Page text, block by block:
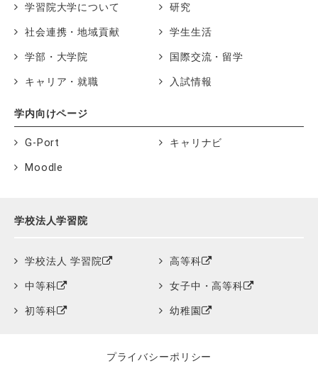
学習院大学について 研究
社会連携・地域貢献 学生生活
学部・大学院 国際交流・留学
キャリア・就職 入試情報
学内向けページ
G-Port キャリナビ
Moodle
学校法人学習院
学校法人 学習院 高等科
中等科 女子中・高等科
初等科 幼稚園
プライバシーポリシー